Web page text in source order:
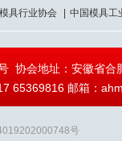
具行业协会 中国模具工
协会地址：安徽省合
65369816 邮箱：
号